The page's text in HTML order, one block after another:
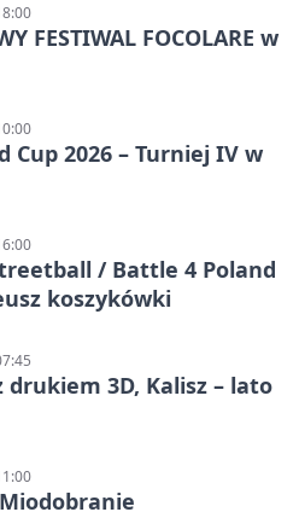
FESTIWAL FOCOLARE w
Cup 2026 – Turniej IV w
/ Battle 4 Poland
koszykówki
drukiem 3D, Kalisz – lato